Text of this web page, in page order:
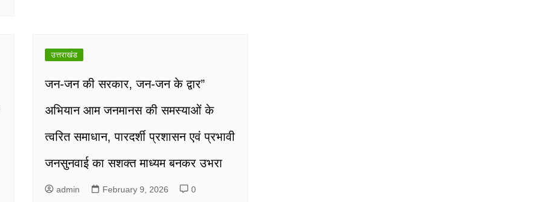
उत्तराखंड
जन-जन की सरकार, जन-जन के द्वार”
अभियान आम जनमानस की समस्याओं के
त्वरित समाधान, पारदर्शी प्रशासन एवं प्रभावी
जनसुनवाई का सशक्त माध्यम बनकर उभरा
admin February 9, 2026 0